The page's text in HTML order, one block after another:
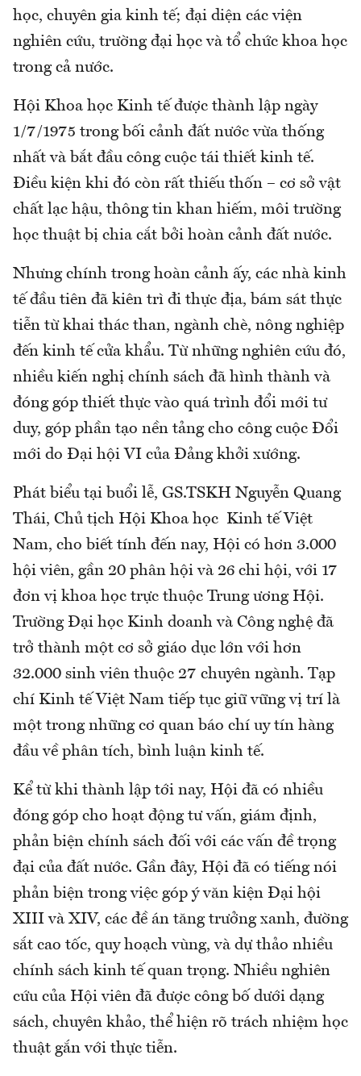
học, chuyên gia kinh tế; đại diện các viện
nghiên cứu, trường đại học và tổ chức khoa học
trong cả nước.
Hội Khoa học Kinh tế được thành lập ngày
1/7/1975 trong bối cảnh đất nước vừa thống
nhất và bắt đầu công cuộc tái thiết kinh tế.
Điều kiện khi đó còn rất thiếu thốn – cơ sở vật
chất lạc hậu, thông tin khan hiếm, môi trường
học thuật bị chia cắt bởi hoàn cảnh đất nước.
Nhưng chính trong hoàn cảnh ấy, các nhà kinh
tế đầu tiên đã kiên trì đi thực địa, bám sát thực
tiễn từ khai thác than, ngành chè, nông nghiệp
đến kinh tế cửa khẩu. Từ những nghiên cứu đó,
nhiều kiến nghị chính sách đã hình thành và
đóng góp thiết thực vào quá trình đổi mới tư
duy, góp phần tạo nền tảng cho công cuộc Đổi
mới do Đại hội VI của Đảng khởi xướng.
Phát biểu tại buổi lễ, GS.TSKH Nguyễn Quang
Thái, Chủ tịch Hội Khoa học Kinh tế Việt
Nam, cho biết tính đến nay, Hội có hơn 3.000
hội viên, gần 20 phân hội và 26 chi hội, với 17
đơn vị khoa học trực thuộc Trung ương Hội.
Trường Đại học Kinh doanh và Công nghệ đã
trở thành một cơ sở giáo dục lớn với hơn
32.000 sinh viên thuộc 27 chuyên ngành. Tạp
chí Kinh tế Việt Nam tiếp tục giữ vững vị trí là
một trong những cơ quan báo chí uy tín hàng
đầu về phân tích, bình luận kinh tế.
Kể từ khi thành lập tới nay, Hội đã có nhiều
đóng góp cho hoạt động tư vấn, giám định,
phản biện chính sách đối với các vấn đề trọng
đại của đất nước. Gần đây, Hội đã có tiếng nói
phản biện trong việc góp ý văn kiện Đại hội
XIII và XIV, các đề án tăng trưởng xanh, đường
sắt cao tốc, quy hoạch vùng, và dự thảo nhiều
chính sách kinh tế quan trọng. Nhiều nghiên
cứu của Hội viên đã được công bố dưới dạng
sách, chuyên khảo, thể hiện rõ trách nhiệm học
thuật gắn với thực tiễn.